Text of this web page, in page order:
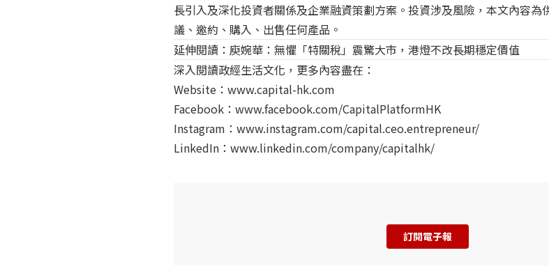
長引入及深化投資者關係及企業融資策劃方案。投資涉及風險，本文內容為
議、邀約、購入、出售任何產品。
延伸閱讀： 庾婉華：無懼「特關稅」震驚大市，港燈不改長期穩定價值
深入閱讀政經生活文化，更多內容盡在：
Website： www.capital-hk.com
Facebook： www.facebook.com/CapitalPlatformHK
Instagram： www.instagram.com/capital.ceo.entrepreneur/
LinkedIn： www.linkedin.com/company/capitalhk/
訂閱電子報